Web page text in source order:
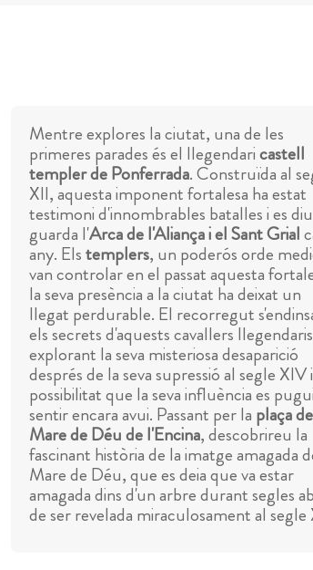
Mentre explores la ciutat, una de les
primeres parades és el llegendaricastell
templer de Ponferrada. Construïda al
XII, aquesta imponent fortalesa ha estat
testimoni d'innombrables batalles i es
guarda l'Arca de l'Aliança i el Sant Grial
any. Elstemplers, un poderós orde
van controlar en el passat aquesta
la seva presència a la ciutat ha deixat un
llegat perdurable. El recorregut
els secrets d'aquests cavallers
explorant la seva misteriosa desaparició
després de la seva supressió al segle XIV
possibilitat que la seva influència es pugui
sentir encara avui. Passant per la plaça
Mare de Déu de l'Encina, descobrireu la
fascinant història de la imatge amagada
Mare de Déu, que es deia que va estar
amagada dins d'un arbre durant segles
de ser revelada miraculosament al segle